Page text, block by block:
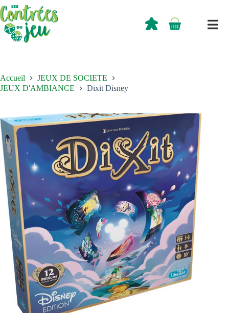
Passer
au
contenu
Panier
0,00
Accueil
JEUX DE SOCIETE
JEUX D'AMBIANCE
Dixit Disney